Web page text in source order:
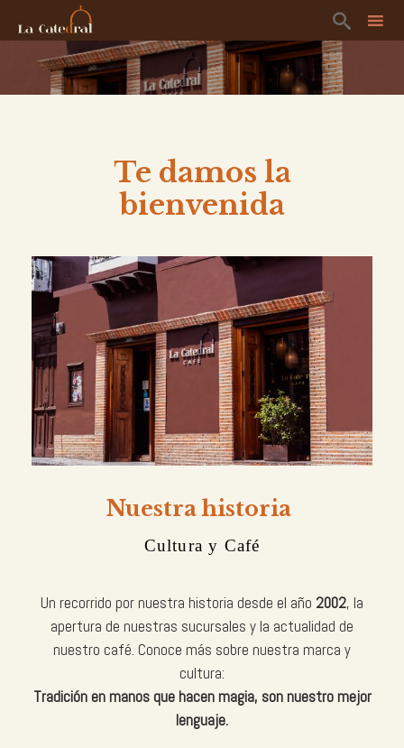

Te damos la
bienvenida
Nuestra historia
Cultura y Café
Un recorrido por nuestra historia desde el año 2002, la
apertura de nuestras sucursales y la actualidad de
nuestro café. Conoce más sobre nuestra marca y
cultura:
Tradición en manos que hacen magia, son nuestro mejor
lenguaje.